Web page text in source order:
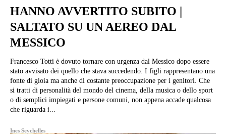
HANNO AVVERTITO SUBITO |
SALTATO SU UN AEREO DAL
MESSICO
Francesco Totti è dovuto tornare con urgenza dal Messico dopo essere
stato avvisato dei quello che stava succedendo. I figli rappresentano una
fonte di gioia ma anche di costante preoccupazione per i genitori. Che
si tratti di personalità del mondo del cinema, della musica o dello sport
o di semplici impiegati e persone comuni, non appena accade qualcosa
che riguarda i...
Ines Seychelles